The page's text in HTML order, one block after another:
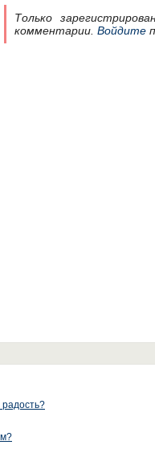
Только
комментарии. Войдите
радость?